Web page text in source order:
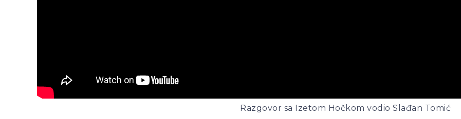
Razgovor sa Izetom Hočkom vodio Slađan Tomić